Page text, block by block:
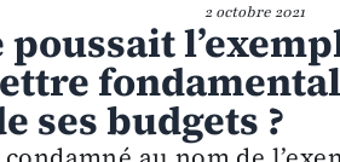
2 octobre 2021
poussait
ses budgets ?